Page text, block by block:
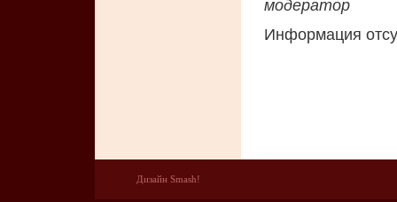
модератор
Информация
Дизайн Smash!